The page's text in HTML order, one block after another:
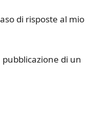
di risposte al mio
di un